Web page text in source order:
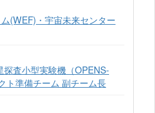
(WEF)・宇宙未来センター
探査小型実験機（OPENS-
ト準備チーム 副チーム長